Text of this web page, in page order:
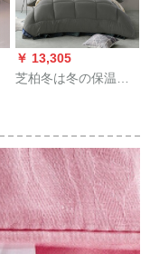
￥ 13,305
芝柏冬は冬の保温挂
敷き下段の学生用布
団を敷きました。灰
色の1.5*2.0斤になり
ます。